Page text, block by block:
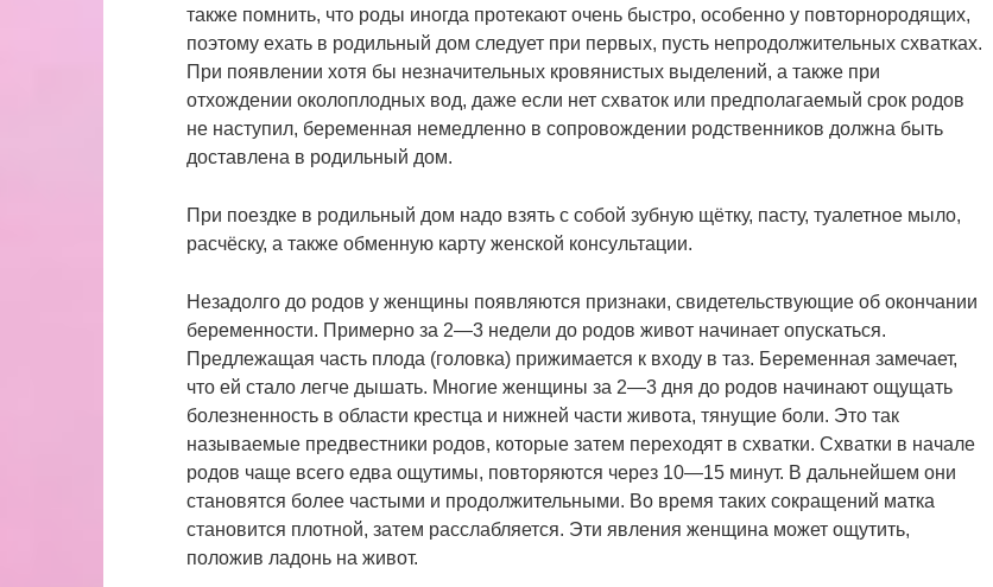
также помнить, что роды иногда протекают очень быстро, особенно у повторнородящих,
поэтому ехать в родильный дом следует при первых, пусть непродолжительных схватках.
При появлении хотя бы незначительных кровянистых выделений, а также при
отхождении околоплодных вод, даже если нет схваток или предполагаемый срок родов
не наступил, беременная немедленно в сопровождении родственников должна быть
доставлена в родильный дом.
При поездке в родильный дом надо взять с собой зубную щётку, пасту, туалетное мыло,
расчёску, а также обменную карту женской консультации.
Незадолго до родов у женщины появляются признаки, свидетельствующие об окончании
беременности. Примерно за 2—3 недели до родов живот начинает опускаться.
Предлежащая часть плода (головка) прижимается к входу в таз. Беременная замечает,
что ей стало легче дышать. Многие женщины за 2—3 дня до родов начинают ощущать
болезненность в области крестца и нижней части живота, тянущие боли. Это так
называемые предвестники родов, которые затем переходят в схватки. Схватки в начале
родов чаще всего едва ощутимы, повторяются через 10—15 минут. В дальнейшем они
становятся более частыми и продолжительными. Во время таких сокращений матка
становится плотной, затем расслабляется. Эти явления женщина может ощутить,
положив ладонь на живот.